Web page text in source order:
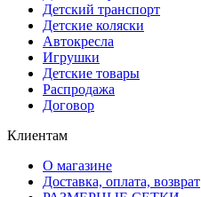
Детский транспорт
Детские коляски
Автокресла
Игрушки
Детские товары
Распродажа
Договор
Клиентам
О магазине
Доставка, оплата, возврат